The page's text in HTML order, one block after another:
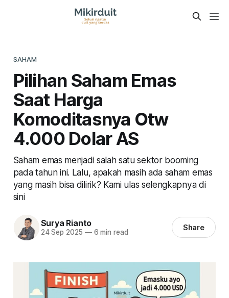
SAHAM
Pilihan Saham Emas
Saat Harga
Komoditasnya Otw
4.000 Dolar AS
Saham emas menjadi salah satu sektor booming
pada tahun ini. Lalu, apakah masih ada saham emas
yang masih bisa dilirik? Kami ulas selengkapnya di
sini
Surya Rianto
24 Sep 2025 —6 min read Share